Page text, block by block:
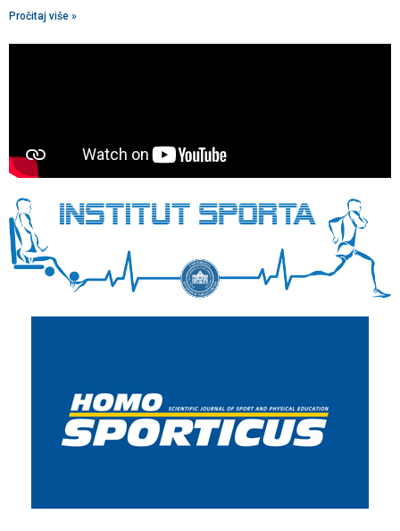
Pročitaj više »